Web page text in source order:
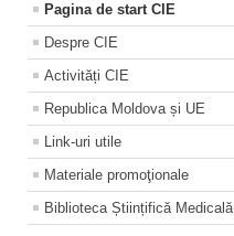
Pagina de start CIE
Despre CIE
Activități CIE
Republica Moldova și UE
Link-uri utile
Materiale promoţionale
Biblioteca Științifică Medicală